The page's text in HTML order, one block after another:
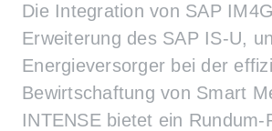
Die Integration von SAP
Erweiterung des SAP IS-U,
Energieversorger bei der
Bewirtschaftung von Smart
INTENSE bietet ein